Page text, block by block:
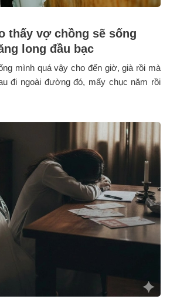
thấy vợ chồng sẽ sống
long đầu bạc
mình quá vậy cho đến giờ, già rồi mà
đi ngoài đường đó, mấy chục năm rồi